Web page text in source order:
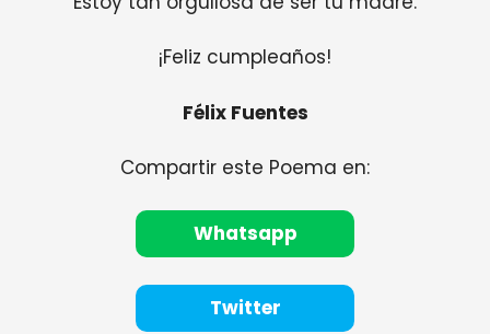
¡Feliz cumpleaños!
Félix Fuentes
Compartir este Poema en:
Whatsapp
Twitter